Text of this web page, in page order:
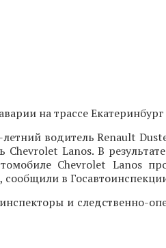
на трассе
водитель Renault
Chevrolet Lanos. В
Chevrolet Lanos
сообщили в
и следственно-